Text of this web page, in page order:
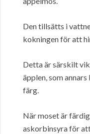
Den tillsätts i
kokningen för att
Detta är särskilt
äpplen, som
färg.
När moset är
askorbinsyra för